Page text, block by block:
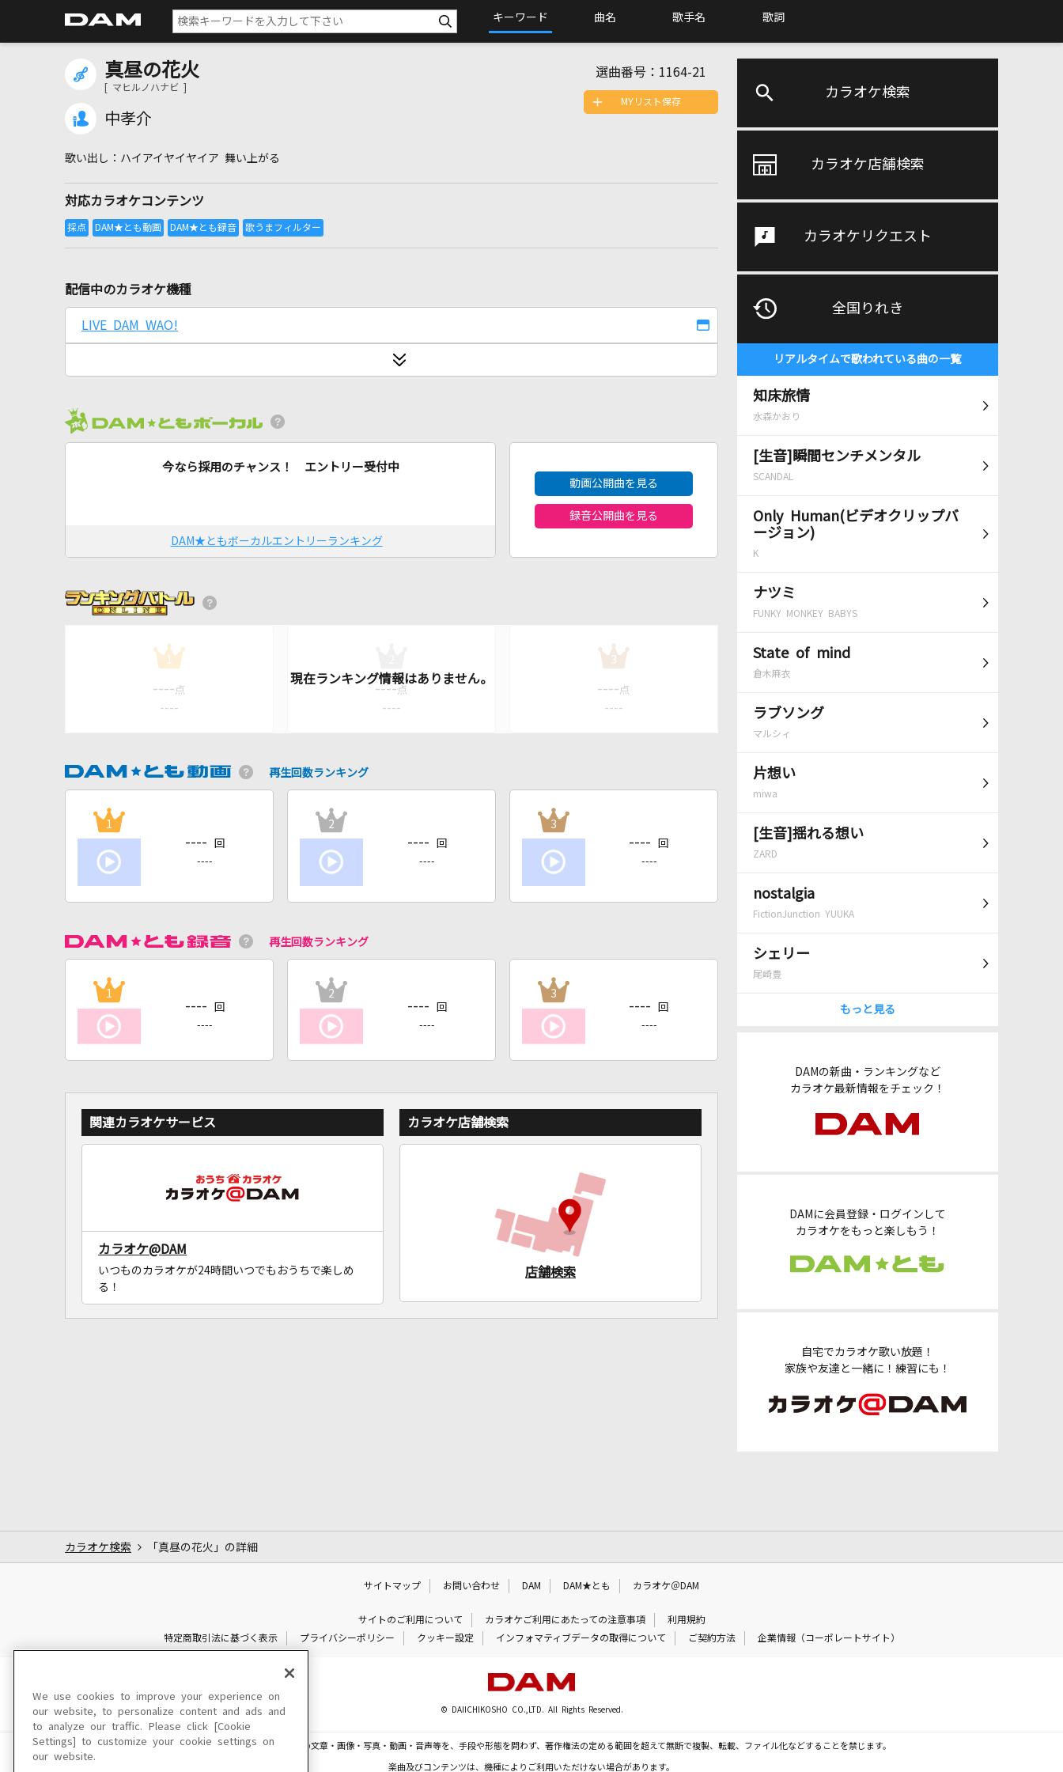
キーワード 曲名 歌手名 歌詞
カラオケ検索
カラオケ店舗検索
カラオケリクエスト
全国りれき
リアルタイムで歌われている曲の一覧
知床旅情
水森かおり
[生音]瞬間センチメンタル
SCANDAL
Only Human(ビデオクリップバ
ージョン)
K
ナツミ
FUNKY MONKEY BABYS
State of mind
倉木麻衣
ラブソング
マルシィ
片想い
miwa
[生音]揺れる想い
ZARD
nostalgia
FictionJunction YUUKA
シェリー
尾崎豊
もっと見る
DAMの新曲・ランキングなど
カラオケ最新情報をチェック！
DAMに会員登録・ログインして
カラオケをもっと楽しもう！
自宅でカラオケ歌い放題！
家族や友達と一緒に！練習にも！
真昼の花火
[ マヒルノハナビ ]
中孝介
選曲番号： 1164-21
ハイアイヤイヤイア 舞い上がる
対応カラオケコンテンツ
MYリスト保存
配信中のカラオケ機種
LIVE DAM WAO!
今なら採用のチャンス！ エントリー受付中
DAM★ともボーカルエントリーランキング
動画公開曲を見る
録音公開曲を見る
1
---- 点
----
---- 点
----
3
---- 点
----
再生回数ランキング
1
---- 回
----
2
---- 回
----
3
---- 回
----
再生回数ランキング
1
---- 回
----
2
---- 回
----
3
---- 回
----
関連カラオケサービス
カラオケ@DAM
いつものカラオケが24時間いつでもおうちで楽しめ
る！
カラオケ店舗検索
店舗検索
カラオケ検索 「真昼の花火」の詳細
サイトマップ お問い合わせ DAM DAM★とも カラオケ＠DAM
サイトのご利用について カラオケご利用にあたっての注意事項
利用規約
特定商取引法に基づく表示
プライバシーポリシー クッキー設定 インフォマティブデータの取得について ご契約方法 企業情報（コーポレートサイト）
© DAIICHIKOSHO CO.,LTD. All Rights Reserved.
このサイトに掲載されている一切の文章・画像・写真・動画・音声等を、手段や形態を問わず、著作権法の定める範囲を超えて無断で複製、転載、ファイル化などすることを禁じます。
楽曲及びコンテンツは、機種によりご利用いただけない場合があります。
We use cookies to improve your experience on
our website, to personalize content and ads and
to analyze our traffic. Please click [Cookie
Settings] to customize your cookie settings on
our website.